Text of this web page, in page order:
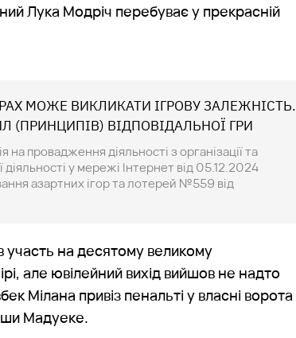
Лука Модріч перебуває у прекрасній
МОЖЕ ВИКЛИКАТИ ІГРОВУ ЗАЛЕЖНІСТЬ.
(ПРИНЦИПІВ) ВІДПОВІДАЛЬНОЇ ГРИ
провадження діяльності з організації та
у мережі Інтернет від 05.12.2024
азартних ігор та лотерей №559 від
участь на десятому великому
але ювілейний вихід вийшов не надто
Мілана привіз пенальті у власні ворота
Мадуеке.